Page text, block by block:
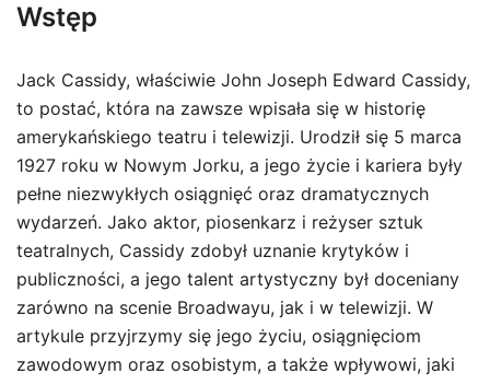
Wstęp
Jack Cassidy, właściwie John Joseph Edward Cassidy,
to postać, która na zawsze wpisała się w historię
amerykańskiego teatru i telewizji. Urodził się 5 marca
1927 roku w Nowym Jorku, a jego życie i kariera były
pełne niezwykłych osiągnięć oraz dramatycznych
wydarzeń. Jako aktor, piosenkarz i reżyser sztuk
teatralnych, Cassidy zdobył uznanie krytyków i
publiczności, a jego talent artystyczny był doceniany
zarówno na scenie Broadwayu, jak i w telewizji. W
artykule przyjrzymy się jego życiu, osiągnięciom
zawodowym oraz osobistym, a także wpływowi, jaki